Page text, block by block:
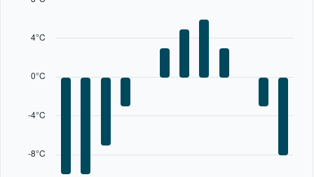
Range:
categories.
-8°C
-4°C
0°C
4°C